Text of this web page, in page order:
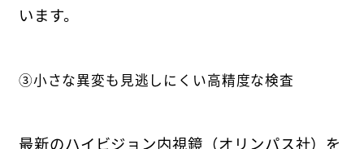
います。
③小さな異変も見逃しにくい高精度な検査
最新のハイビジョン内視鏡（オリンパス社）を